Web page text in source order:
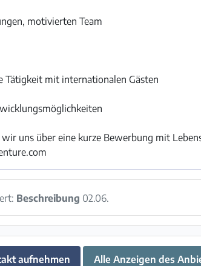
motivierten Team
Tätigkeit mit internationalen Gästen
uns über eine kurze Bewerbung mit
Beschreibung 02.06.
aufnehmen Alle Anzeigen des